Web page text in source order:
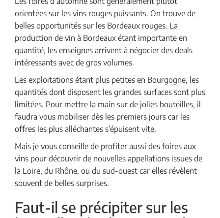
orientées sur les vins rouges puissants. On trouve de
belles opportunités sur les Bordeaux rouges. La
production de vin à Bordeaux étant importante en
quantité, les enseignes arrivent à négocier des deals
intéressants avec de gros volumes.
Les exploitations étant plus petites en Bourgogne, les
quantités dont disposent les grandes surfaces sont plus
limitées. Pour mettre la main sur de jolies bouteilles, il
faudra vous mobiliser dès les premiers jours car les
offres les plus alléchantes s’épuisent vite.
Mais je vous conseille de profiter aussi des foires aux
vins pour découvrir de nouvelles appellations issues de
la Loire, du Rhône, ou du sud-ouest car elles révèlent
souvent de belles surprises.
Faut-il se précipiter sur les